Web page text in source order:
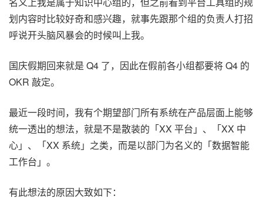
划内容时比较好奇和感兴趣，就事先跟那个组的负责人打招
呼说开头脑风暴会的时候叫上我。
国庆假期回来就是 Q4 了，因此在假前各小组都要将 Q4 的
OKR 敲定。
最近一段时间，我有个期望部门所有系统在产品层面上能够
统一透出的想法，就是不是散装的「XX 平台」、「XX 中
心」、「XX 系统」之类，而是以部门为名义的「数据智能
工作台」。
有此想法的原因大致如下：